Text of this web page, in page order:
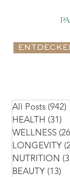
All Posts (942)
HEALTH (31)
WELLNESS
LONGEVITY
NUTRITION
BEAUTY (13)